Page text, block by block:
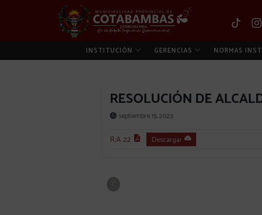
INSTITUCIÓN GERENCIAS NORMAS
RESOLUCIÓN DE
septiembre 15, 2023
R.A 22 Descargar